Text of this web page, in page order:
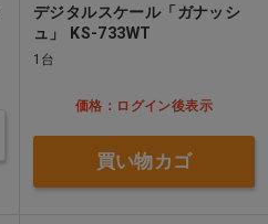
デジタルスケール「ガナッシ
ュ」 KS-733WT
1台
価格：ログイン後表示
買い物カゴ